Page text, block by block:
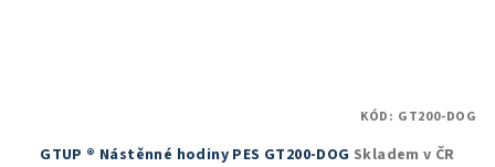
GTUP ® Nástěnné hodiny PES GT200-DOG Skladem v ČR
KÓD: GT200-DOG